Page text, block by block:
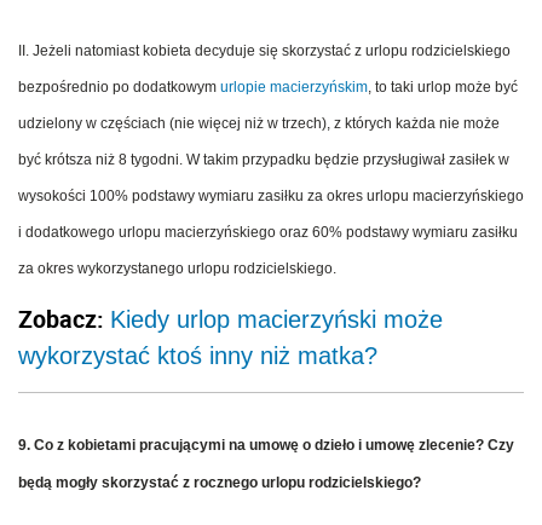
II. Jeżeli natomiast kobieta decyduje się skorzystać z urlopu rodzicielskiego
bezpośrednio po dodatkowym urlopie macierzyńskim, to taki urlop może być
udzielony w częściach (nie więcej niż w trzech), z których każda nie może
być krótsza niż 8 tygodni. W takim przypadku będzie przysługiwał zasiłek w
wysokości 100% podstawy wymiaru zasiłku za okres urlopu macierzyńskiego
i dodatkowego urlopu macierzyńskiego oraz 60% podstawy wymiaru zasiłku
za okres wykorzystanego urlopu rodzicielskiego.
Zobacz: Kiedy urlop macierzyński może
wykorzystać ktoś inny niż matka?
9. Co z kobietami pracującymi na umowę o dzieło i umowę zlecenie? Czy
będą mogły skorzystać z rocznego urlopu rodzicielskiego?